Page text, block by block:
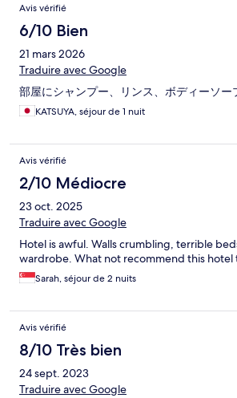
Avis vérifié
6/10 Bien
21 mars 2026
Traduire avec Google
部屋にシャンプー、リンス、ボディーソー
KATSUYA, séjour de 1 nuit
Avis vérifié
2/10 Médiocre
23 oct. 2025
Traduire avec Google
Hotel is awful. Walls crumbling, terrible
wardrobe. What not recommend this hotel
Sarah, séjour de 2 nuits
Avis vérifié
8/10 Très bien
24 sept. 2023
Traduire avec Google